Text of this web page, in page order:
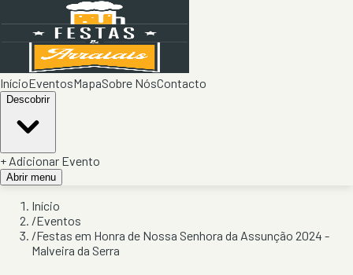
InícioEventosMapaSobre NósContacto
Descobrir
+ Adicionar Evento
Abrir menu
Início
/Eventos
/Festas em Honra de Nossa Senhora da Assunção 2024 -
Malveira da Serra